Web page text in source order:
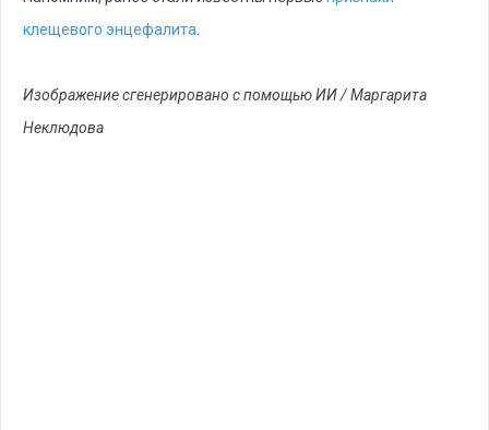
клещевого энцефалита
Изображение сгенерировано с помощью ИИ / Маргарита
Неклюдова